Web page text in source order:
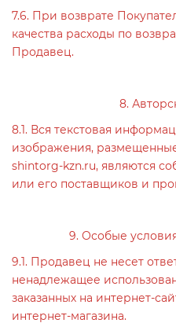
7.6. При возврате
качества расходы по
Продавец.
8.
8.1. Вся текстовая
изображения,
shintorg-kzn.ru, являются
или его поставщиков и
9. Особые
9.1. Продавец не несет
ненадлежащее
заказанных на интернет-
интернет-магазина.